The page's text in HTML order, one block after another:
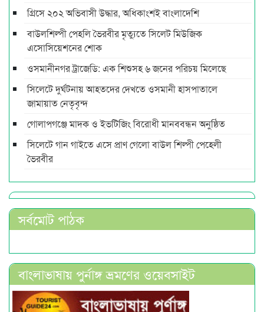
গ্রিসে ২০২ অভিবাসী উদ্ধার, অধিকাংশই বাংলাদেশি
বাউলশিল্পী পেহলি ভৈরবীর মৃত্যুতে সিলেট মিউজিক
এসোসিয়েশনের শোক
ওসমানীনগর ট্রাজেডি: এক শিশুসহ ৬ জনের পরিচয় মিলেছে
সিলেটে দুর্ঘটনায় আহতদের দেখতে ওসমানী হাসপাতালে
জামায়াত নেতৃবৃন্দ
গোলাপগঞ্জে মাদক ও ইভটিজিং বিরোধী মানববন্ধন অনুষ্ঠিত
সিলেটে গান গাইতে এসে প্রাণ গেলো বাউল শিল্পী পেহেলী
ভৈরবীর
সর্বমোট পাঠক
বাংলাভাষায় পুর্নাঙ্গ ভ্রমণের ওয়েবসাইট